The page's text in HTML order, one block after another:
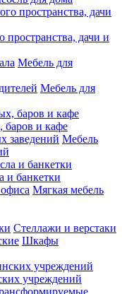
пространства, дачи и
Мебель для
Мебель для
баров и кафе
Мебель
и банкетки
Мягкая мебель
Стеллажи и верстаки
Шкафы
учреждений